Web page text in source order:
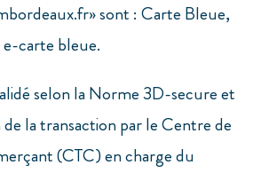
sont : Carte Bleue,
carte bleue.
selon la Norme 3D-secure et
la transaction par le Centre de
(CTC) en charge du